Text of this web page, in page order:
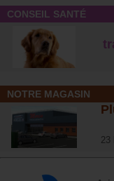
CONSEIL SANTÉ
NOTRE MAGASIN
23